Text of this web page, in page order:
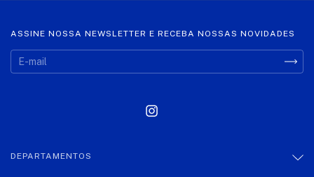
ASSINE NOSSA NEWSLETTER E RECEBA NOSSAS NOVIDADES
DEPARTAMENTOS